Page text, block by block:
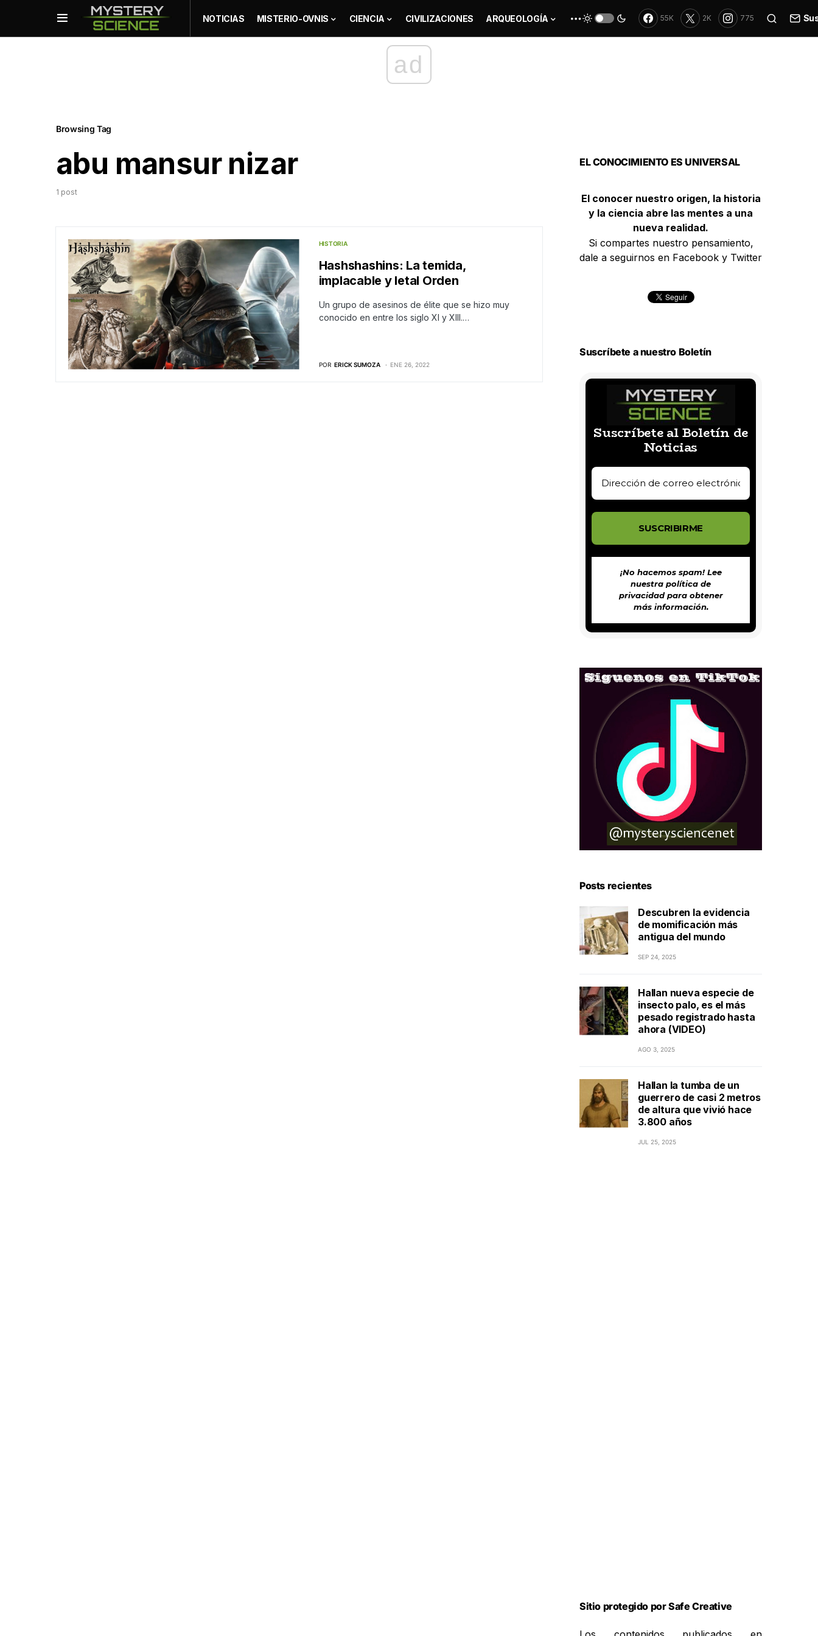
NOTICIAS MISTERIO-OVNIS CIENCIA CIVILIZACIONES ARQUEOLOGÍA 55K 2K 775
ad
Browsing Tag
abu mansur nizar
1 post
HISTORIA
Hashshashins: La temida,
implacable y letal Orden
Un grupo de asesinos de élite que se hizo muy
conocido en entre los siglo XI y XIII.…
POR ERICK SUMOZA ENE 26, 2022
EL CONOCIMIENTO ES UNIVERSAL
El conocer nuestro origen, la historia
y la ciencia abre las mentes a una
nueva realidad.
Si compartes nuestro pensamiento,
dale a seguirnos en Facebook y Twitter
Suscríbete a nuestro Boletín
Suscríbete al Boletín de
Noticias
¡No hacemos spam! Lee
nuestra política de
privacidadpara obtener
más información.
Posts recientes
Descubren la evidencia
de momificación más
antigua del mundo
SEP 24, 2025
Hallan nueva especie de
insecto palo, es el más
pesado registrado hasta
ahora (VIDEO)
AGO 3, 2025
Hallan la tumba de un
guerrero de casi 2 metros
de altura que vivió hace
3.800 años
JUL 25, 2025
Sitio protegido por Safe Creative